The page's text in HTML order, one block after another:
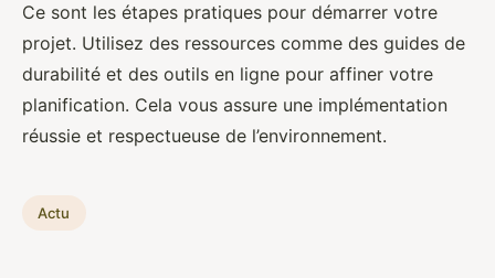
Ce sont les étapes pratiques pour démarrer votre
projet. Utilisez des ressources comme des guides de
durabilité et des outils en ligne pour affiner votre
planification. Cela vous assure une implémentation
réussie et respectueuse de l’environnement.
Actu